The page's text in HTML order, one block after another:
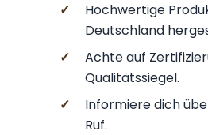
✓
Hochwertige
Deutschland
✓
Achte auf
Qualitätssiegel.
✓
Informiere dich
Ruf.